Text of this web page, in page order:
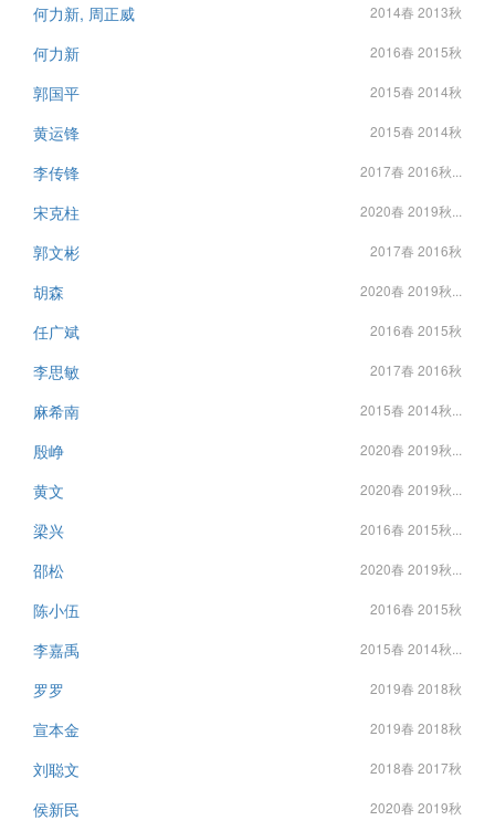
何力新, 周正威 2014春 2013秋
何力新 2016春 2015秋
郭国平 2015春 2014秋
黄运锋 2015春 2014秋
李传锋 2017春 2016秋...
宋克柱 2020春 2019秋...
郭文彬 2017春 2016秋
胡森 2020春 2019秋...
任广斌 2016春 2015秋
李思敏 2017春 2016秋
麻希南 2015春 2014秋...
殷峥 2020春 2019秋...
黄文 2020春 2019秋...
梁兴 2016春 2015秋...
邵松 2020春 2019秋...
陈小伍 2016春 2015秋
李嘉禹 2015春 2014秋...
罗罗 2019春 2018秋
宣本金 2019春 2018秋
刘聪文 2018春 2017秋
侯新民 2020春 2019秋